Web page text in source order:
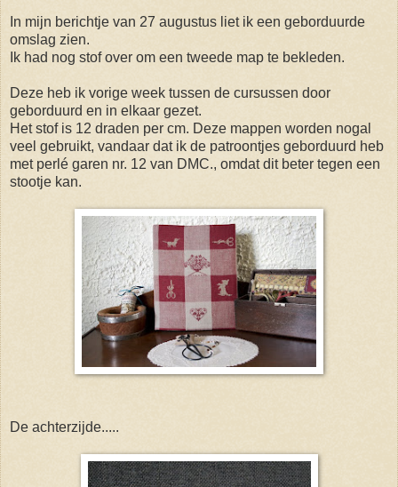
In mijn berichtje van 27 augustus liet ik een geborduurde
omslag zien.
Ik had nog stof over om een tweede map te bekleden.
Deze heb ik vorige week tussen de cursussen door
geborduurd en in elkaar gezet.
Het stof is 12 draden per cm. Deze mappen worden nogal
veel gebruikt, vandaar dat ik de patroontjes geborduurd heb
met perlé garen nr. 12 van DMC., omdat dit beter tegen een
stootje kan.
De achterzijde.....